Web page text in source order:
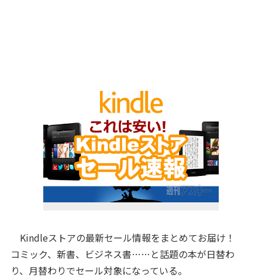
Kindleストアの最新セール情報をまとめてお届け！
コミック、新書、ビジネス書……と話題の本が日替わ
り、月替わりでセール対象になっている。